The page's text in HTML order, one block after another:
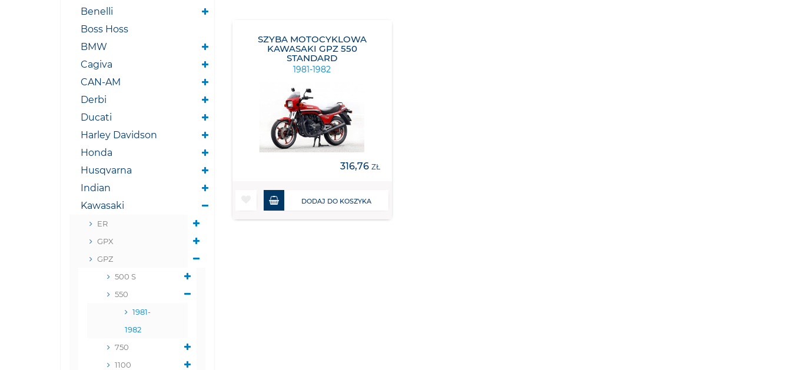
Benelli
Boss Hoss
BMW
Cagiva
CAN-AM
Derbi
Ducati
Harley Davidson
Honda
Husqvarna
Indian
Kawasaki
ER
GPX
GPZ
500 S
550
1981-
1982
750
1100
SZYBA MOTOCYKLOWA
KAWASAKI GPZ 550
STANDARD
1981-1982
316,76 ZŁ
DODAJ DO KOSZYKA